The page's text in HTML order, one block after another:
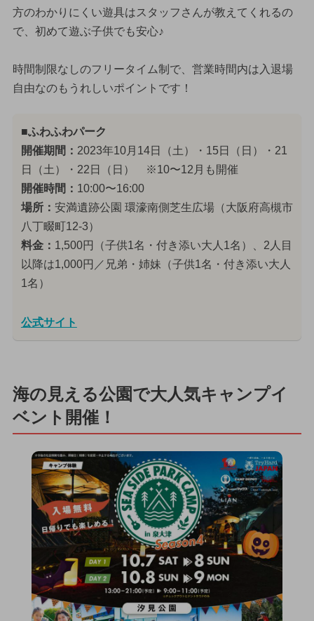
方のわかりにくい遊具はスタッフさんが教えてくれるの
で、初めて遊ぶ子供でも安心♪
時間制限なしのフリータイム制で、営業時間内は入退場
自由なのもうれしいポイントです！
■ふわふわパーク
開催期間： 2023年10月14日（土）・15日（日）・21
日（土）・22日（日） ※10〜12月も開催
開催時間： 10:00〜16:00
場所： 安満遺跡公園 環濠南側芝生広場（大阪府高槻市
八丁畷町12-3）
料金： 1,500円（子供1名・付き添い大人1名）、2人目
以降は1,000円／兄弟・姉妹（子供1名・付き添い大人
1名）
公式サイト
海の見える公園で大人気キャンプイ
ベント開催！